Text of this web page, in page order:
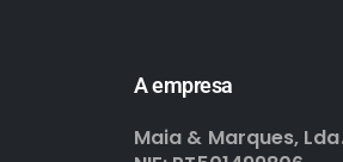
A empresa
Maia & Marques,